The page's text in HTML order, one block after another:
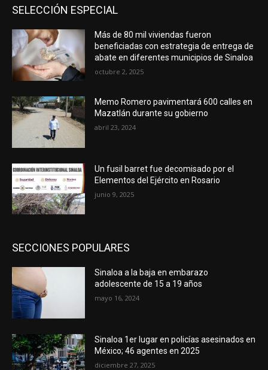
SELECCIÓN ESPECIAL
Más de 80 mil viviendas fueron
beneficiadas con estrategia de entrega de
abate en diferentes municipios de Sinaloa
octubre 2, 2025
Memo Romero pavimentará 600 calles en
Mazatlán durante su gobierno
abril 23, 2024
Un fusil barret fue decomisado por el
Elementos del Ejército en Rosario
junio 9, 2025
SECCIONES POPULARES
Sinaloa a la baja en embarazo
adolescente de 15 a 19 años
mayo 16, 2024
Sinaloa 1er lugar en policías asesinados en
México; 46 agentes en 2025
diciembre 27, 2025